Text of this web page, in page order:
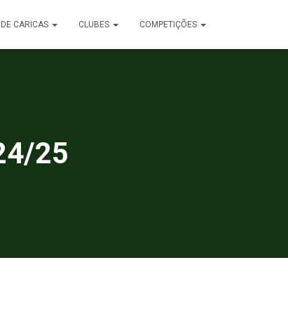
CARICAS CLUBES COMPETIÇÕES
25